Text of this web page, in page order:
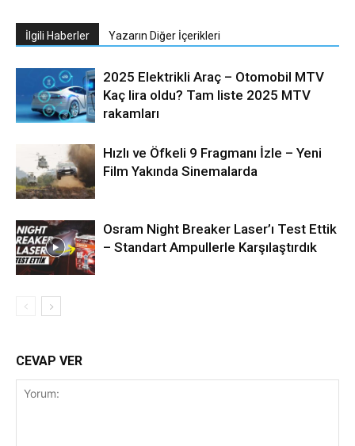
İlgili Haberler Yazarın Diğer İçerikleri
2025 Elektrikli Araç – Otomobil MTV
Kaç lira oldu? Tam liste 2025 MTV
rakamları
Hızlı ve Öfkeli 9 Fragmanı İzle – Yeni
Film Yakında Sinemalarda
Osram Night Breaker Laser’ı Test Ettik
– Standart Ampullerle Karşılaştırdık
CEVAP VER